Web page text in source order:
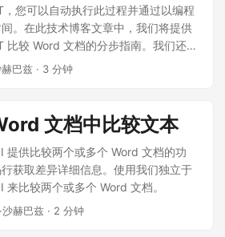
您可以自动执行此过程并通过以编程
。在此技术博客文章中，我们将提供
比较 Word 文档的分步指南。我们还将
较两个文档或多个文档，并向您展示
赫巴兹 · 3 分钟
文档中比较文本
提供比较两个或多个 Word 文档的功
获取差异详细信息。使用我们独立于
来比较两个或多个 Word 文档。
沙赫巴兹 · 2 分钟